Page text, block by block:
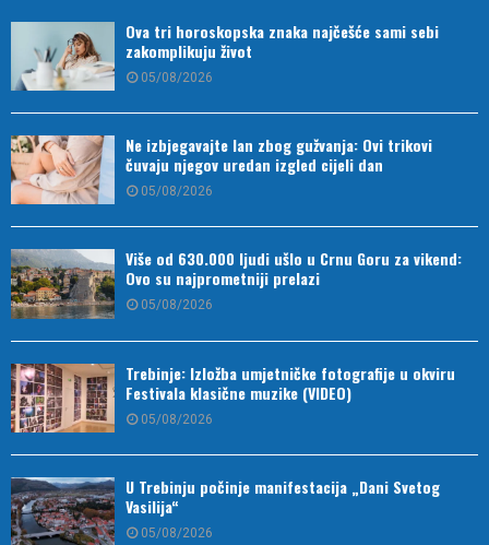
Ova tri horoskopska znaka najčešće sami sebi
zakomplikuju život
05/08/2026
Ne izbjegavajte lan zbog gužvanja: Ovi trikovi
čuvaju njegov uredan izgled cijeli dan
05/08/2026
Više od 630.000 ljudi ušlo u Crnu Goru za vikend:
Ovo su najprometniji prelazi
05/08/2026
Trebinje: Izložba umjetničke fotografije u okviru
Festivala klasične muzike (VIDEO)
05/08/2026
U Trebinju počinje manifestacija „Dani Svetog
Vasilija“
05/08/2026